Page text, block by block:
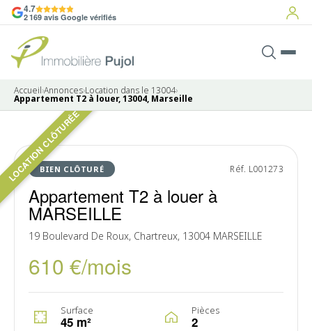
4.7
2 169 avis Google vérifiés
Accueil›Annonces›Location dans le 13004›
Appartement T2 à louer, 13004, Marseille
LOCATION CLÔTURÉE
BIEN CLÔTURÉ Réf. L001273
Appartement T2 à louer à
MARSEILLE
19 Boulevard De Roux, Chartreux, 13004 MARSEILLE
610 €/mois
Surface
45 m²
Pièces
2
LOUÉ